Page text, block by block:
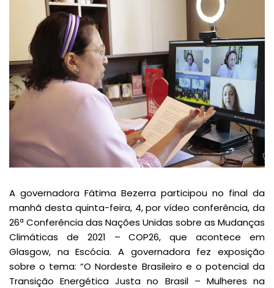
A governadora Fátima Bezerra participou no final da
manhã desta quinta-feira, 4, por vídeo conferência, da
26ª Conferência das Nações Unidas sobre as Mudanças
Climáticas de 2021 – COP26, que acontece em
Glasgow, na Escócia. A governadora fez exposição
sobre o tema: “O Nordeste Brasileiro e o potencial da
Transição Energética Justa no Brasil – Mulheres na